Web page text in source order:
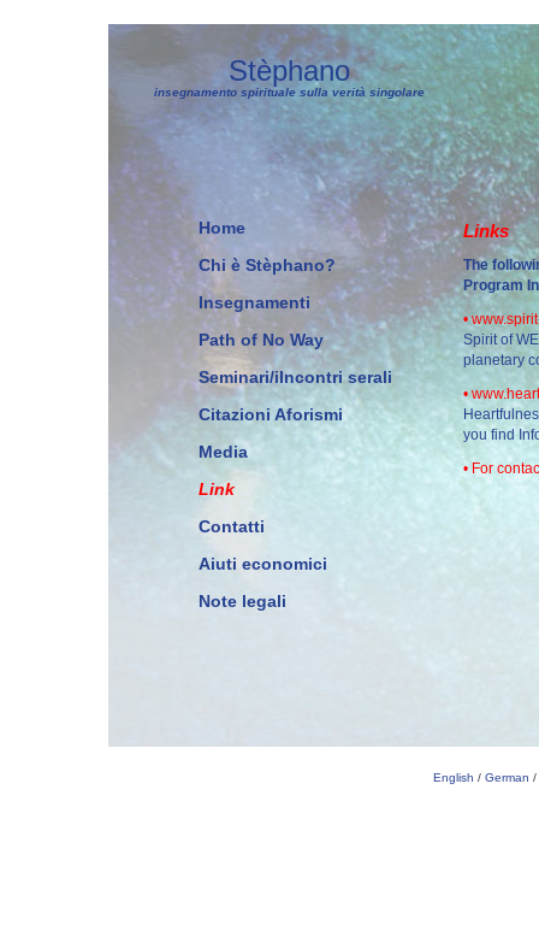
Links
The
Program
•
Spirit of
planetary
•
you find
• For
Stèphano
insegnamento spirituale sulla verità singolare
Home
Chi è Stèphano?
Insegnamenti
Path of No Way
Seminari/iIncontri serali
Citazioni Aforismi
Media
Link
Contatti
Aiuti economici
Note legali
English / German /